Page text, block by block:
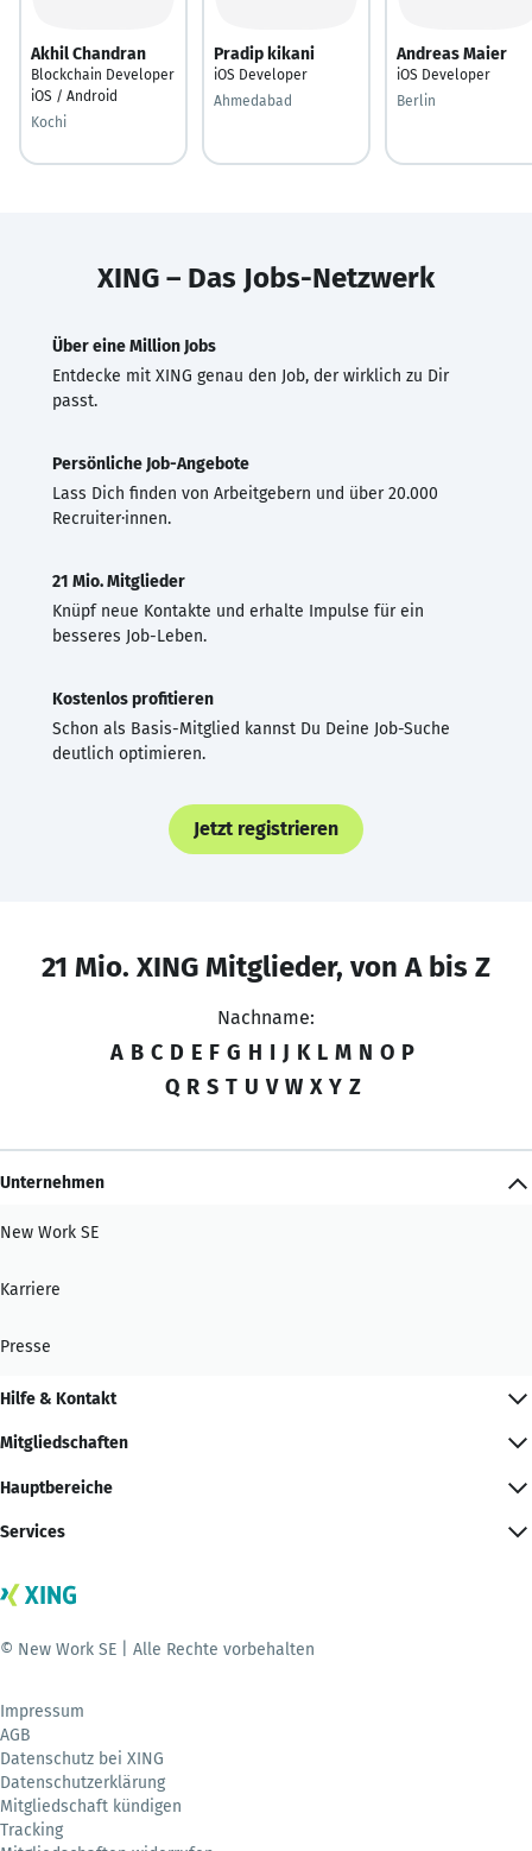
Akhil Chandran
Blockchain Developer
iOS / Android
Kochi
Pradip kikani
iOS Developer
Ahmedabad
Andreas Maier
iOS Developer
Berlin
XING – Das Jobs-Netzwerk
Über eine Million Jobs
Entdecke mit XING genau den Job, der wirklich zu Dir
passt.
Persönliche Job-Angebote
Lass Dich finden von Arbeitgebern und über 20.000
Recruiter·innen.
21 Mio. Mitglieder
Knüpf neue Kontakte und erhalte Impulse für ein
besseres Job-Leben.
Kostenlos profitieren
Schon als Basis-Mitglied kannst Du Deine Job-Suche
deutlich optimieren.
Jetzt registrieren
21 Mio. XING Mitglieder, von A bis Z
Nachname:
A B C D E F G H I J K L M N O P
Q R S T U V W X Y Z
Unternehmen
New Work SE
Karriere
Presse
Hilfe & Kontakt
Mitgliedschaften
Hauptbereiche
Services
© New Work SE | Alle Rechte vorbehalten
Impressum
AGB
Datenschutz bei XING
Datenschutzerklärung
Mitgliedschaft kündigen
Tracking